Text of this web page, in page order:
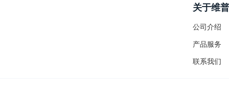
关于维普
公司介绍
产品服务
联系我们